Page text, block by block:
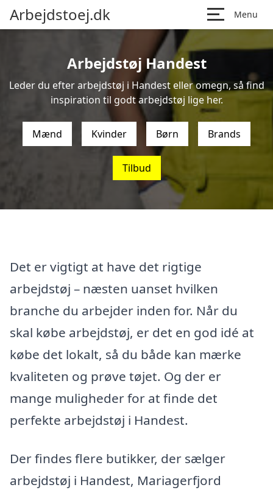
Arbejdstoej.dk Menu
Arbejdstøj Handest
Leder du efter arbejdstøj i Handest eller omegn, så find
inspiration til godt arbejdstøj lige her.
Mænd Kvinder Børn Brands
Tilbud
Det er vigtigt at have det rigtige
arbejdstøj – næsten uanset hvilken
branche du arbejder inden for. Når du
skal købe arbejdstøj, er det en god idé at
købe det lokalt, så du både kan mærke
kvaliteten og prøve tøjet. Og der er
mange muligheder for at finde det
perfekte arbejdstøj i Handest.
Der findes flere butikker, der sælger
arbejdstøj i Handest, Mariagerfjord